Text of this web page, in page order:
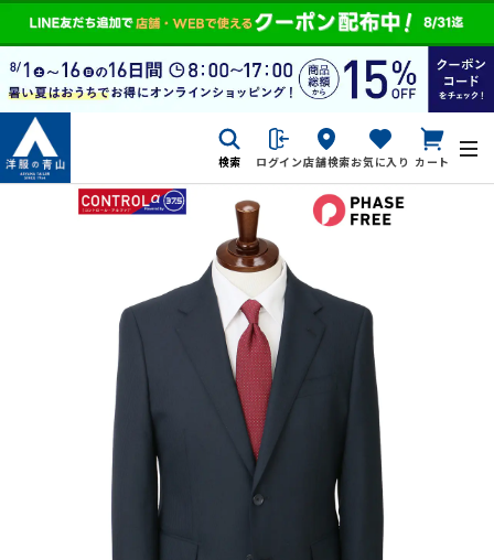
検索 ログイン店舗検索お気に入り カート